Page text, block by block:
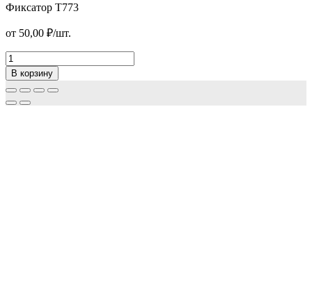
Планка клипсовая 40×5
от 326,00₽/м2
Фиксатор T773
от 50,00 ₽/шт.
Фиксатор
T773
Количество
В корзину